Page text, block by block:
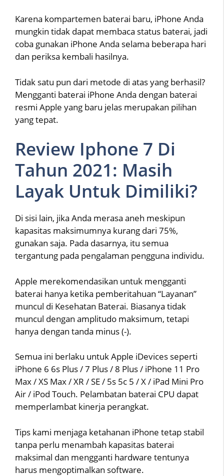
Karena kompartemen baterai baru, iPhone Anda
mungkin tidak dapat membaca status baterai, jadi
coba gunakan iPhone Anda selama beberapa hari
dan periksa kembali hasilnya.
Tidak satu pun dari metode di atas yang berhasil?
Mengganti baterai iPhone Anda dengan baterai
resmi Apple yang baru jelas merupakan pilihan
yang tepat.
Review Iphone 7 Di
Tahun 2021: Masih
Layak Untuk Dimiliki?
Di sisi lain, jika Anda merasa aneh meskipun
kapasitas maksimumnya kurang dari 75%,
gunakan saja. Pada dasarnya, itu semua
tergantung pada pengalaman pengguna individu.
Apple merekomendasikan untuk mengganti
baterai hanya ketika pemberitahuan “Layanan”
muncul di Kesehatan Baterai. Biasanya tidak
muncul dengan amplitudo maksimum, tetapi
hanya dengan tanda minus (-).
Semua ini berlaku untuk Apple iDevices seperti
iPhone 6 6s Plus / 7 Plus / 8 Plus / iPhone 11 Pro
Max / XS Max / XR / SE / 5s 5c 5 / X / iPad Mini Pro
Air / iPod Touch. Pelambatan baterai CPU dapat
memperlambat kinerja perangkat.
Tips kami menjaga ketahanan iPhone tetap stabil
tanpa perlu menambah kapasitas baterai
maksimal dan mengganti hardware tentunya
harus mengoptimalkan software.